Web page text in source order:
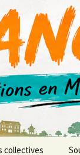
collectives